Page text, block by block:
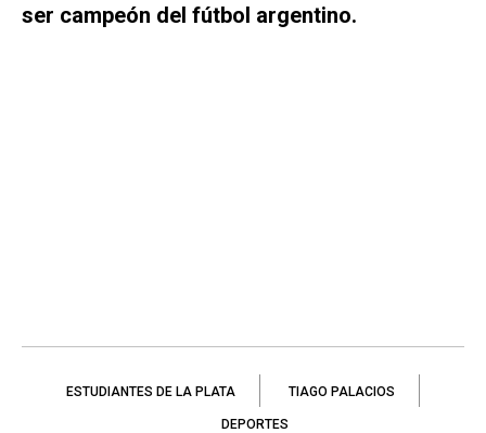
ser campeón del fútbol argentino.
ESTUDIANTES DE LA PLATA TIAGO PALACIOS
DEPORTES